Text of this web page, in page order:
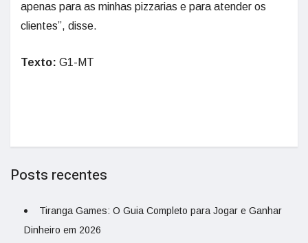
apenas para as minhas pizzarias e para atender os
clientes”, disse.
Texto: G1-MT
Posts recentes
Tiranga Games: O Guia Completo para Jogar e Ganhar
Dinheiro em 2026